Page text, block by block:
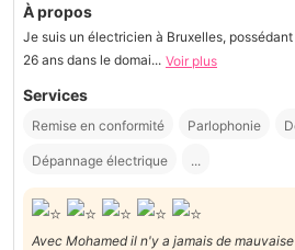
À propos
Je suis un électricien à Bruxelles,
26 ans dans le domai... Voir plus
Services
Remise en conformité Parlophonie
Dépannage électrique ...
Avec Mohamed il n'y a jamais de